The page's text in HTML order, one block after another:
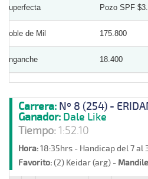
Superfecta Pozo SPF
Doble de Mil 175.800
Enganche 18.400
Carrera: Nº 8 (254) -
Ganador: Dale Like
Tiempo:1:52.10
Hora:18:35hrs - Handicap del 7 al
Favorito:(2) Keidar (arg) -